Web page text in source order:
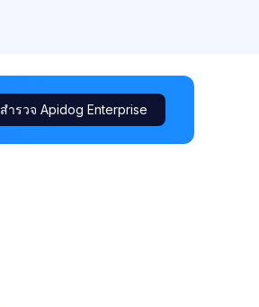
สำรวจ Apidog Enterprise